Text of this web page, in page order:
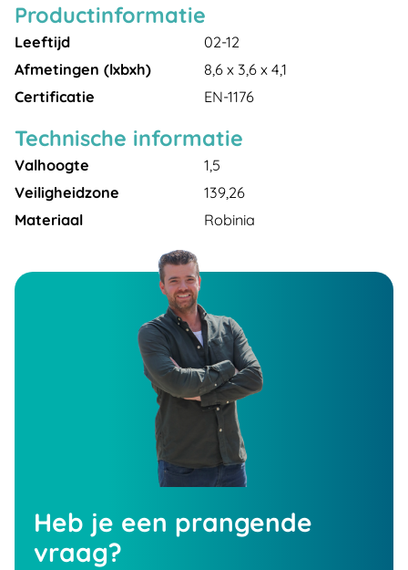
Productinformatie
Leeftijd
02-12
Afmetingen (lxbxh)
8,6 x 3,6 x 4,1
Certificatie
EN-1176
Technische informatie
Valhoogte
1,5
Veiligheidzone
139,26
Materiaal
Robinia
Heb je een prangende
vraag?